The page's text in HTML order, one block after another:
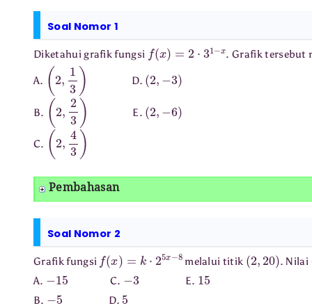
Soal Nomor 1
Diketahui grafik fungsi f(x )= 3 −x . Grafik tersebut
A. (2, 3) D. (2 3)
B. (2, 3 ) E. (2 6)
C. (2, 3)
Pembahasan
Soal Nomor 2
Grafik fungsi f(x )= 2 x−8 melalui titik (2 20) . Nilai
A. 15 C. 3E. 15
B. 5 D. 5